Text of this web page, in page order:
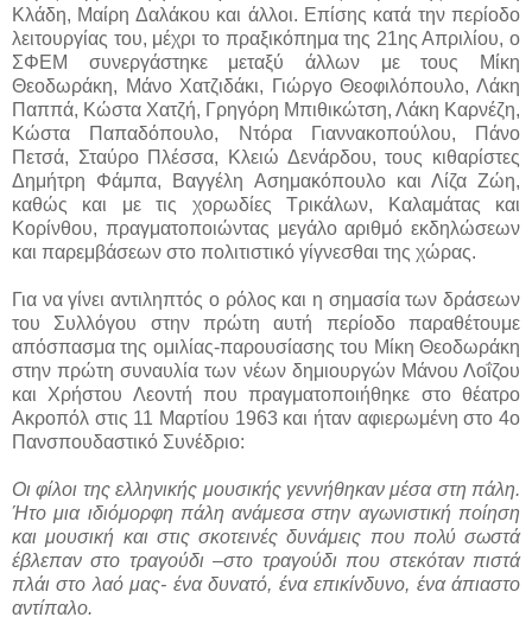
Κλάδη, Μαίρη Δαλάκου και άλλοι. Επίσης κατά την περίοδο
λειτουργίας του, μέχρι το πραξικόπημα της 21ης Απριλίου, ο
ΣΦΕΜ συνεργάστηκε μεταξύ άλλων με τους Μίκη
Θεοδωράκη, Μάνο Χατζιδάκι, Γιώργο Θεοφιλόπουλο, Λάκη
Παππά, Κώστα Χατζή, Γρηγόρη Μπιθικώτση, Λάκη Καρνέζη,
Κώστα Παπαδόπουλο, Ντόρα Γιαννακοπούλου, Πάνο
Πετσά, Σταύρο Πλέσσα, Κλειώ Δενάρδου, τους κιθαρίστες
Δημήτρη Φάμπα, Βαγγέλη Ασημακόπουλο και Λίζα Ζώη,
καθώς και με τις χορωδίες Τρικάλων, Καλαμάτας και
Κορίνθου, πραγματοποιώντας μεγάλο αριθμό εκδηλώσεων
και παρεμβάσεων στο πολιτιστικό γίγνεσθαι της χώρας.
Για να γίνει αντιληπτός ο ρόλος και η σημασία των δράσεων
του Συλλόγου στην πρώτη αυτή περίοδο παραθέτουμε
απόσπασμα της ομιλίας-παρουσίασης του Μίκη Θεοδωράκη
στην πρώτη συναυλία των νέων δημιουργών Μάνου Λοΐζου
και Χρήστου Λεοντή που πραγματοποιήθηκε στο θέατρο
Ακροπόλ στις 11 Μαρτίου 1963 και ήταν αφιερωμένη στο 4ο
Πανσπουδαστικό Συνέδριο:
Οι φίλοι της ελληνικής μουσικής γεννήθηκαν μέσα στη πάλη.
Ήτο μια ιδιόμορφη πάλη ανάμεσα στην αγωνιστική ποίηση
και μουσική και στις σκοτεινές δυνάμεις που πολύ σωστά
έβλεπαν στο τραγούδι –στο τραγούδι που στεκόταν πιστά
πλάι στο λαό μας- ένα δυνατό, ένα επικίνδυνο, ένα άπιαστο
αντίπαλο.